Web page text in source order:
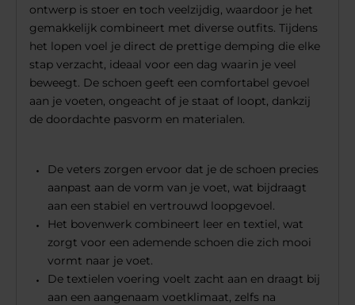
ontwerp is stoer en toch veelzijdig, waardoor je het
gemakkelijk combineert met diverse outfits. Tijdens
het lopen voel je direct de prettige demping die elke
stap verzacht, ideaal voor een dag waarin je veel
beweegt. De schoen geeft een comfortabel gevoel
aan je voeten, ongeacht of je staat of loopt, dankzij
de doordachte pasvorm en materialen.
De veters zorgen ervoor dat je de schoen precies
aanpast aan de vorm van je voet, wat bijdraagt
aan een stabiel en vertrouwd loopgevoel.
Het bovenwerk combineert leer en textiel, wat
zorgt voor een ademende schoen die zich mooi
vormt naar je voet.
De textielen voering voelt zacht aan en draagt bij
aan een aangenaam voetklimaat, zelfs na